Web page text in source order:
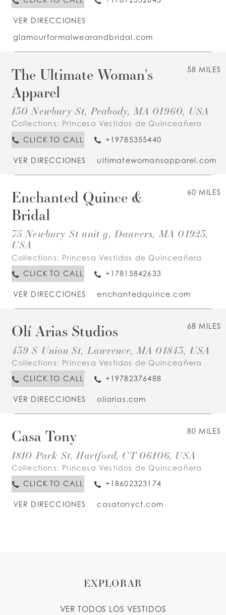
VER DIRECCIONES
glamourformalwearandbridal.com
58 MILES
The Ultimate Woman's
Apparel
130 Newbury St, Peabody, MA 01960, USA
Collections: Princesa Vestidos de Quinceañera
CLICK TO CALL
+19785355440
VER DIRECCIONES ultimatewomansapparel.com
60 MILES
Enchanted Quince &
Bridal
75 Newbury St unit g, Danvers, MA 01923,
USA
Collections: Princesa Vestidos de Quinceañera
CLICK TO CALL
+17815842633
VER DIRECCIONES enchantedquince.com
68 MILES
Olí Arias Studios
439 S Union St, Lawrence, MA 01843, USA
Collections: Princesa Vestidos de Quinceañera
CLICK TO CALL
+19782376488
VER DIRECCIONES oliarias.com
80 MILES
Casa Tony
1810 Park St, Hartford, CT 06106, USA
Collections: Princesa Vestidos de Quinceañera
CLICK TO CALL
+18602323174
VER DIRECCIONES casatonyct.com
EXPLORAR
VER TODOS LOS VESTIDOS